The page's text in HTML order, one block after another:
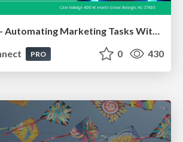
PRO 0 430